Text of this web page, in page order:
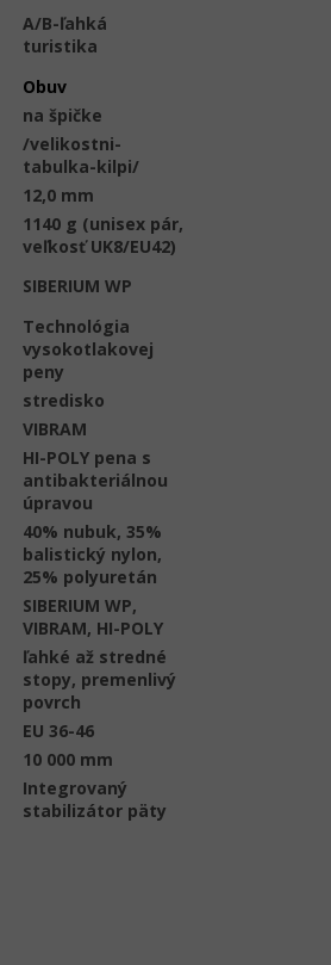
A/B-ľahká
turistika
Obuv
na špičke
/velikostni-
tabulka-kilpi/
12,0 mm
1140 g (unisex pár,
veľkosť UK8/EU42)
SIBERIUM WP
Technológia
vysokotlakovej
peny
stredisko
VIBRAM
HI-POLY pena s
antibakteriálnou
úpravou
40% nubuk, 35%
balistický nylon,
25% polyuretán
SIBERIUM WP,
VIBRAM, HI-POLY
ľahké až stredné
stopy, premenlivý
povrch
EU 36-46
10 000 mm
Integrovaný
stabilizátor päty